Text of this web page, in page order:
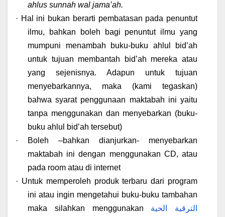
ahlus sunnah wal jama’ah.
· Hal ini bukan berarti pembatasan pada penuntut
ilmu, bahkan boleh bagi penuntut ilmu yang
mumpuni menambah buku-buku ahlul bid’ah
untuk tujuan membantah bid’ah mereka atau
yang sejenisnya. Adapun untuk tujuan
menyebarkannya, maka (kami tegaskan)
bahwa syarat penggunaan maktabah ini yaitu
tanpa menggunakan dan menyebarkan (buku-
buku ahlul bid’ah tersebut)
·
Boleh –bahkan dianjurkan- menyebarkan
maktabah ini dengan menggunakan CD, atau
pada room atau di internet
· Untuk memperoleh produk terbaru dari program
ini atau ingin mengetahui buku-buku tambahan
maka silahkan menggunakan الترقية الحية